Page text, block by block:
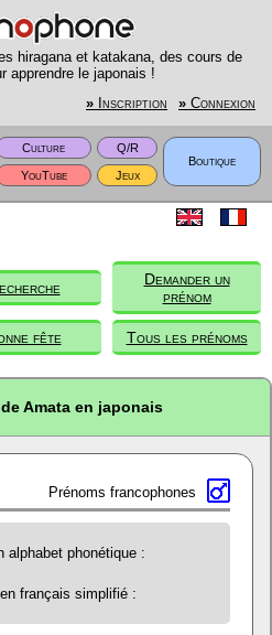
hiragana et katakana, des cours de
apprendre le japonais !
» Inscription » Connexion
Culture
Q/R
Boutique
YouTube Jeux
Demander un
prénom
fête Tous les prénoms
Amata en japonais
Prénoms francophones
alphabet phonétique :
français simplifié :